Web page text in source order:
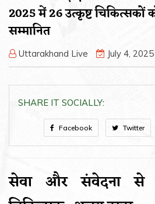
2025 में 26 उत्कृष्ट चिकित्सकों
सम्मानित
Uttarakhand Live July 4, 2025
SHARE IT SOCIALLY:
Facebook Twitter
सेवा और संवेदना से